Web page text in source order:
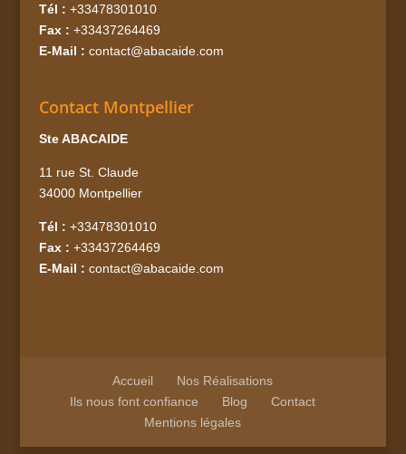
Tél : +33478301010
Fax : +33437264469
E-Mail : contact@abacaide.com
Contact Montpellier
Ste ABACAIDE
11 rue St. Claude
34000 Montpellier
Tél : +33478301010
Fax : +33437264469
E-Mail : contact@abacaide.com
Accueil
Nos Réalisations
Ils nous font confiance
Blog
Contact
Mentions légales